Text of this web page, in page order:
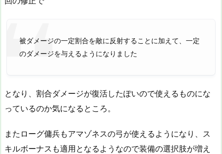
被ダメージの一定割合を敵に反射することに加えて、一定
のダメージを与えるようになりました
となり、割合ダメージが復活したぽいので使えるものにな
っているのか気になるところ。
またローグ傭兵もアマゾネスの弓が使えるようになり、ス
キルボーナスも適用となるようなので装備の選択肢が増え